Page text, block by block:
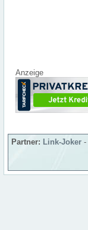
Anzeige
Partner: Link-Joker -